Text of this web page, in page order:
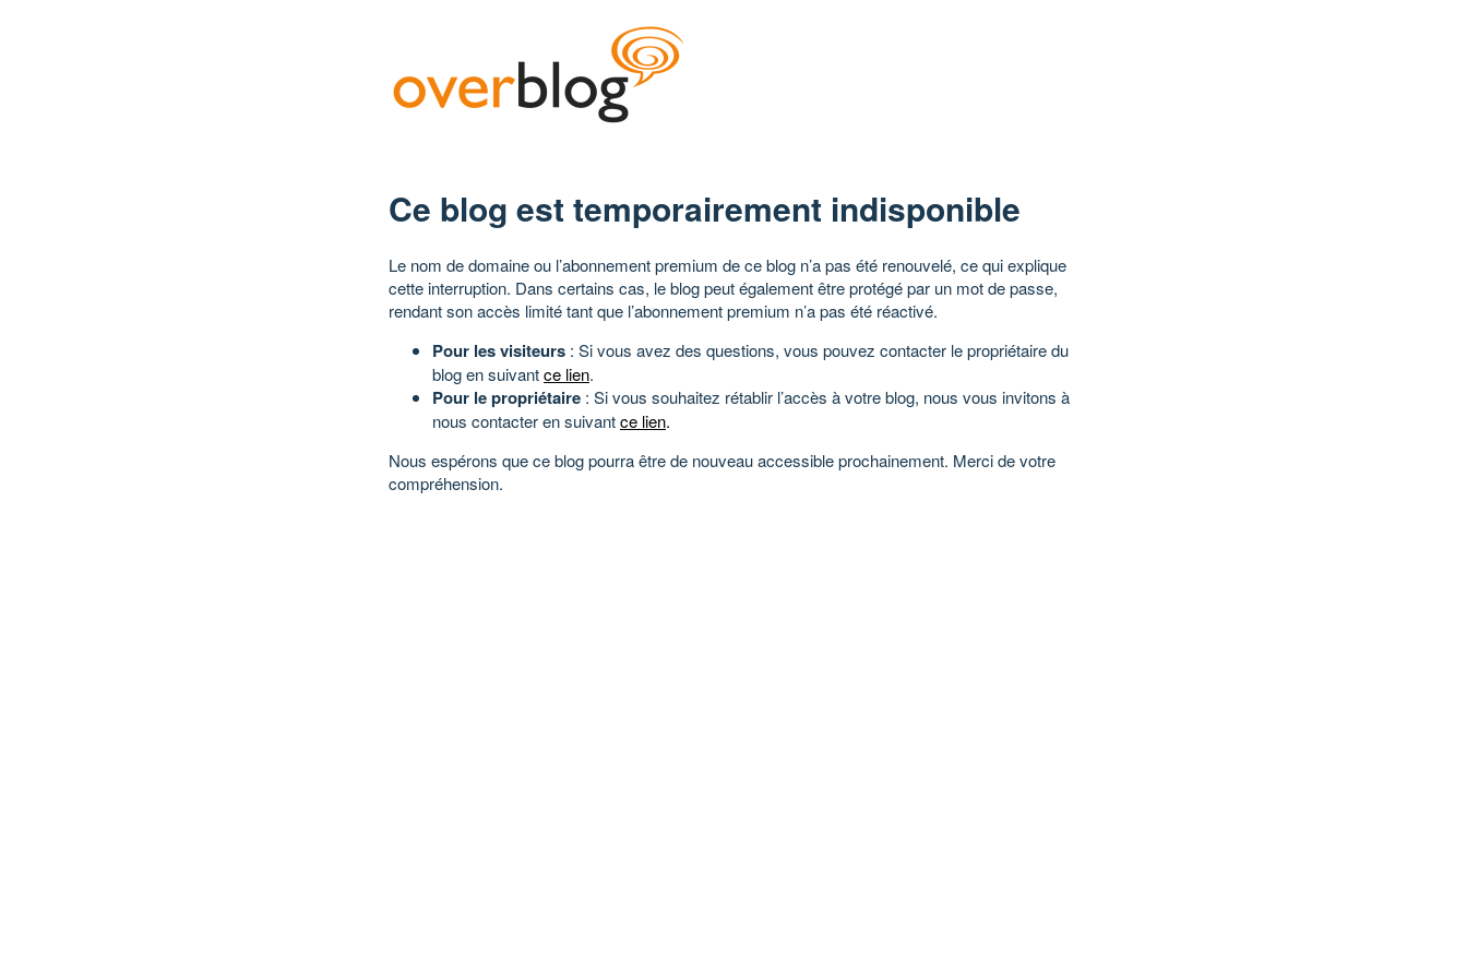
Ce blog est temporairement indisponible
Le nom de domaine ou l’abonnement premium de ce blog n’a pas été renouvelé, ce qui explique
cette interruption. Dans certains cas, le blog peut également être protégé par un mot de passe,
rendant son accès limité tant que l’abonnement premium n’a pas été réactivé.
Pour les visiteurs : Si vous avez des questions, vous pouvez contacter le propriétaire du
blog en suivantce lien.
Pour le propriétaire : Si vous souhaitez rétablir l’accès à votre blog, nous vous invitons à
nous contacter en suivantce lien.
Nous espérons que ce blog pourra être de nouveau accessible prochainement. Merci de votre
compréhension.